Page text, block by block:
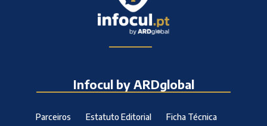
Infocul by ARDglobal
Parceiros Estatuto Editorial Ficha Técnica